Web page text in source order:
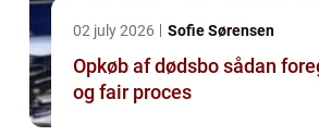
02 july 2026 Sofie Sørensen
Opkøb af dødsbo sådan foregår en tryg
og fair proces